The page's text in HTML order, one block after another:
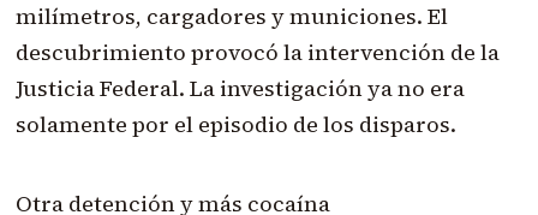
milímetros, cargadores y municiones. El
descubrimiento provocó la intervención de la
Justicia Federal. La investigación ya no era
solamente por el episodio de los disparos.
Otra detención y más cocaína